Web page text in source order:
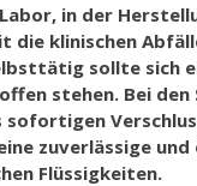
in der
klinischen
sollte sich
stehen. Bei
zuverlässige und
Flüssigkeiten.